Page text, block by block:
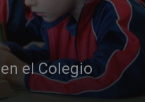
el Colegio